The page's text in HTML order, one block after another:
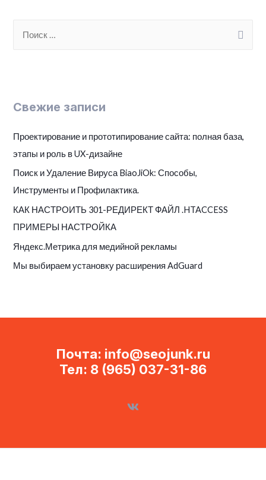
h
f
Свежие записи
Проектирование и прототипирование сайта: полная база,
этапы и роль в UX-дизайне
Поиск и Удаление Вируса BiaoJiOk: Способы,
Инструменты и Профилактика.
КАК НАСТРОИТЬ 301-РЕДИРЕКТ ФАЙЛ .HTACCESS
ПРИМЕРЫ НАСТРОЙКА
Яндекс.Метрика для медийной рекламы
Мы выбираем установку расширения AdGuard
Почта: info@seojunk.ru
Тел: 8 (965) 037-31-86